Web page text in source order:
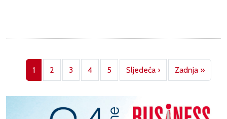
Pagination
1 2 3 4 5 Sljedeća ›Next page
Zadnja »Last